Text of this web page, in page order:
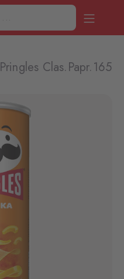
Pringles Clas.Papr.165G